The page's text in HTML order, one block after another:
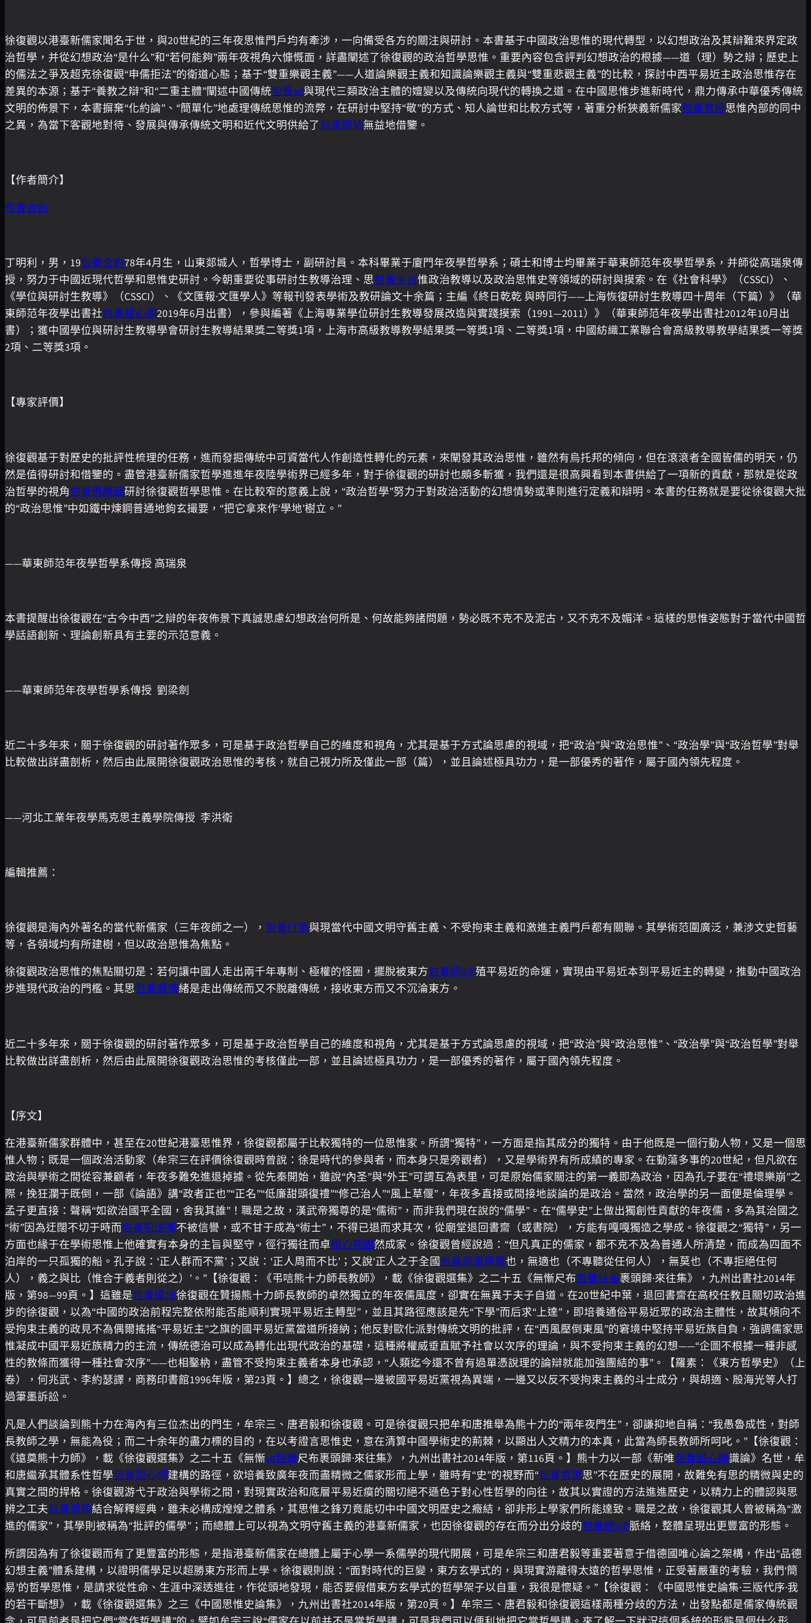
徐復觀以港臺新儒家聞名于世，與20世紀的三年夜思惟門戶均有牽涉，一向備受各方的關注與研討。本書基于中國政治思惟的現代轉型，以幻想政治及其辯難來界定政
治哲學，并從幻想政治“是什么”和“若何能夠”兩年夜視角六慷慨面，詳盡闡述了徐復觀的政治哲學思惟。重要內容包含評判幻想政治的根據——道（理）勢之辯；歷史上
的儒法之爭及超克徐復觀“申儒拒法”的衛道心態；基于“雙重樂觀主義”——人道論樂觀主義和知識論樂觀主義與“雙重悲觀主義”的比較，探討中西平易近主政治思惟存在
差異的本源；基于“養教之辯”和“二重主體”闡述中國傳統包養sd與現代三類政治主體的嬗變以及傳統向現代的轉換之道。在中國思惟步進新時代，鼎力傳承中華優秀傳統
文明的佈景下，本書摒棄“化約論”、“簡單化”地處理傳統思惟的流弊，在研討中堅持“敬”的方式、知人論世和比較方式等，著重分析狹義新儒家包養意思思惟內部的同中
之異，為當下客觀地對待、發展與傳承傳統文明和近代文明供給了包養網站無益地借鑒。
【作者簡介】
包養合約
丁明利，男，19包養合約78年4月生，山東郯城人，哲學博士，副研討員。本科畢業于廈門年夜學哲學系；碩士和博士均畢業于華東師范年夜學哲學系，并師從高瑞泉傳
授，努力于中國近現代哲學和思惟史研討。今朝重要從事研討生教導治理、思包養平台惟政治教導以及政治思惟史等領域的研討與摸索。在《社會科學》（CSSCI）、
《學位與研討生教導》（CSSCI）、《文匯報·文匯學人》等報刊發表學術及教研論文十余篇；主編《終日乾乾 與時同行——上海恢復研討生教導四十周年（下篇）》（華
東師范年夜學出書社包養甜心網2019年6月出書），參與編著《上海專業學位研討生教導發展改造與實踐摸索（1991—2011）》（華東師范年夜學出書社2012年10月出
書）；獲中國學位與研討生教導學會研討生教導結果獎二等獎1項，上海市高級教導教學結果獎一等獎1項、二等獎1項，中國紡織工業聯合會高級教導教學結果獎一等獎
2項、二等獎3項。
【專家評價】
徐復觀基于對歷史的批評性梳理的任務，進而發掘傳統中可資當代人作創造性轉化的元素，來闡發其政治思惟，雖然有烏托邦的傾向，但在滾滾者全國皆儒的明天，仍
然是值得研討和借鑒的。盡管港臺新儒家哲學進進年夜陸學術界已經多年，對于徐復觀的研討也頗多斬獲，我們還是很高興看到本書供給了一項新的貢獻，那就是從政
治哲學的視角包養俱樂部研討徐復觀哲學思惟。在比較窄的意義上說，“政治哲學”努力于對政治活動的幻想情勢或準則進行定義和辯明。本書的任務就是要從徐復觀大批
的“政治思惟”中如鐵中煉鋼普通地鉤玄撮要，“把它拿來作‘學地’樹立。”
——華東師范年夜學哲學系傳授 高瑞泉
本書提醒出徐復觀在“古今中西”之辯的年夜佈景下真誠思慮幻想政治何所是、何故能夠諸問題，勢必既不克不及泥古，又不克不及媚洋。這樣的思惟姿態對于當代中國哲
學話語創新、理論創新具有主要的示范意義。
——華東師范年夜學哲學系傳授 劉梁劍
近二十多年來，關于徐復觀的研討著作眾多，可是基于政治哲學自己的維度和視角，尤其是基于方式論思慮的視域，把“政治”與“政治思惟”、“政治學”與“政治哲學”對舉
比較做出詳盡剖析，然后由此展開徐復觀政治思惟的考核，就自己視力所及僅此一部（篇），並且論述極具功力，是一部優秀的著作，屬于國內領先程度。
——河北工業年夜學馬克思主義學院傳授 李洪衛
編輯推薦：
徐復觀是海內外著名的當代新儒家（三年夜師之一）， 包養行情與現當代中國文明守舊主義、不受拘束主義和激進主義門戶都有關聯。其學術范圍廣泛，兼涉文史哲藝
等，各領域均有所建樹，但以政治思惟為焦點。
徐復觀政治思惟的焦點關切是：若何讓中國人走出兩千年專制、極權的怪圈，擺脫被東方包養網VIP殖平易近的命運，實現由平易近本到平易近主的轉變，推動中國政治
步進現代政治的門檻。其思包養感情緒是走出傳統而又不脫離傳統，接收東方而又不沉淪東方。
近二十多年來，關于徐復觀的研討著作眾多，可是基于政治哲學自己的維度和視角，尤其是基于方式論思慮的視域，把“政治”與“政治思惟”、“政治學”與“政治哲學”對舉
比較做出詳盡剖析，然后由此展開徐復觀政治思惟的考核僅此一部，並且論述極具功力，是一部優秀的著作，屬于國內領先程度。
【序文】
在港臺新儒家群體中，甚至在20世紀港臺思惟界，徐復觀都屬于比較獨特的一位思惟家。所謂“獨特”，一方面是指其成分的獨特。由于他既是一個行動人物，又是一個思
惟人物；既是一個政治活動家（牟宗三在評價徐復觀時曾說：徐是時代的參與者，而本身只是旁觀者），又是學術界有所成績的專家。在動蕩多事的20世紀，但凡欲在
政治與學術之間從容兼顧者，年夜多難免進退掉據。從先秦開始，雖說“內圣”與“外王”可謂互為表里，可是原始儒家關注的第一義即為政治，因為孔子要在“禮壞樂崩”之
際，挽狂瀾于既倒，一部《論語》講“政者正也”“正名”“低廉甜頭復禮”“修己治人”“風上草偃”，年夜多直接或間接地談論的是政治。當然，政治學的另一面便是倫理學。
孟子更直接：聲稱“如欲治國平全國，舍我其誰”！職是之故，漢武帝獨尊的是“儒術”，而非我們現在說的“儒學”。在“儒學史”上做出獨創性貢獻的年夜儒，多為其治國之
“術”因為迂闊不切于時而包養犯法嗎不被信譽，或不甘于成為“術士”，不得已退而求其次，從廟堂退回書齋（或書院），方能有嘎嘎獨造之學成。徐復觀之“獨特”，另一
方面也緣于在學術思惟上他確實有本身的主旨與堅守，徑行獨往而卓甜心花園然成家。徐復觀曾經說過：“但凡真正的儒家，都不克不及為普通人所清楚，而成為四面不
泊岸的一只孤獨的船。孔子說：‘正人群而不黨’；又說：‘正人周而不比’；又說‘正人之于全國包養網車馬費也，無適也（不專聽從任何人），無莫也（不專拒絕任何
人），義之與比（惟合于義者則從之）’。”【徐復觀：《弔唁熊十力師長教師》，載《徐復觀選集》之二十五《無慚尺布包養站長裹頭歸·來往集》，九州出書社2014年
版，第98—99頁。】這雖是包養違法徐復觀在贊揚熊十力師長教師的卓然獨立的年夜儒風度，卻實在無異于夫子自道。在20世紀中葉，退回書齋在高校任教且關切政治進
步的徐復觀，以為“中國的政治前程完整依附能否能順利實現平易近主轉型”，並且其路徑應該是先“下學”而后求“上達”，即培養通俗平易近眾的政治主體性，故其傾向不
受拘束主義的政見不為偶爾搖搖“平易近主”之旗的國平易近黨當道所接納；他反對歐化派對傳統文明的批評，在“西風壓倒東風”的窘境中堅持平易近族自負，強調儒家思
惟凝成中國平易近族精力的主流，傳統德治可以成為轉化出現代政治的基礎，這種將權威垂直賦予社會以次序的理論，與不受拘束主義的幻想——“企圖不根據一種非感
性的教條而獲得一種社會次序”——也相鑿枘，盡管不受拘束主義者本身也承認，“人類迄今還不曾有過單憑說理的論辯就能加強團結的事”。【羅素：《東方哲學史》（上
卷），何兆武、李約瑟譯，商務印書館1996年版，第23頁。】總之，徐復觀一邊被國平易近黨視為異端，一邊又以反不受拘束主義的斗士成分，與胡適、殷海光等人打
過筆墨訴訟。
凡是人們談論到熊十力在海內有三位杰出的門生，牟宗三、唐君毅和徐復觀。可是徐復觀只把牟和唐推舉為熊十力的“兩年夜門生”，卻謙抑地自稱：“我愚魯成性，對師
長教師之學，無能為役；而二十余年的盡力標的目的，在以考證言思惟史，意在清算中國學術史的荊棘，以顯出人文精力的本真，此當為師長教師所呵叱。”【徐復觀：
《遠奠熊十力師》，載《徐復觀選集》之二十五《無慚sd包養尺布裹頭歸·來往集》，九州出書社2014年版，第116頁。】熊十力以一部《新唯包養甜心網識論》名世，牟
和唐繼承其體系性哲學包養甜心網建構的路徑，欲培養致廣年夜而盡精微之儒家形而上學，雖時有“史”的視野而“包養意思思”不在歷史的展開，故難免有思的精微與史的
真實之間的捍格。徐復觀游弋于政治與學術之間，對現實政治和底層平易近瘼的關切絕不遜色于對心性哲學的向往，故其以實證的方法進進歷史，以精力上的體認與思
辨之工夫包養情婦結合解釋經典，雖未必構成煌煌之體系，其思惟之鋒刃竟能切中中國文明歷史之癥結，卻非形上學家們所能達致。職是之故，徐復觀其人曾被稱為“激
進的儒家”，其學則被稱為“批評的儒學”；而總體上可以視為文明守舊主義的港臺新儒家，也因徐復觀的存在而分出分歧的包養網VIP脈絡，整體呈現出更豐富的形態。
所謂因為有了徐復觀而有了更豐富的形態，是指港臺新儒家在總體上屬于心學一系儒學的現代開展，可是牟宗三和唐君毅等重要著意于借德國唯心論之架構，作出“品德
幻想主義”體系建構，以證明儒學足以超勝東方形而上學。徐復觀則說：“面對時代的巨變，東方玄學式的，與現實游離得太遠的哲學思惟，正受著嚴重的考驗，我們‘簡
易’的哲學思惟，是請求從性命、生涯中深透進往，作從頭地發現，能否要假借東方玄學式的哲學架子以自重，我很是懷疑。”【徐復觀：《中國思惟史論集·三版代序·我
的若干斷想》，載《徐復觀選集》之三《中國思惟史論集》，九州出書社2014年版，第20頁。】牟宗三、唐君毅和徐復觀這樣兩種分歧的方法，出發點都是儒家傳統觀